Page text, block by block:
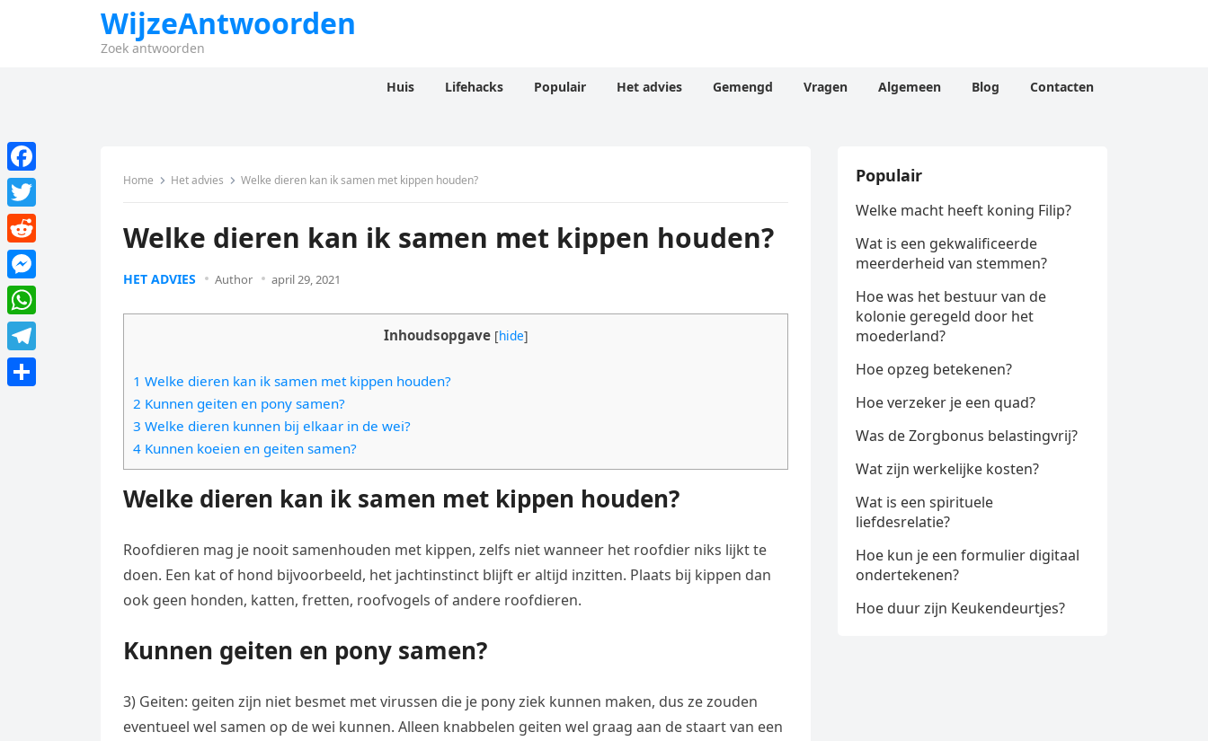
WijzeAntwoorden
Zoek antwoorden
Huis Lifehacks Populair Het advies Gemengd Vragen Algemeen Blog Contacten
Home Het advies Welke dieren kan ik samen met kippen houden?
Welke dieren kan ik samen met kippen houden?
HET ADVIES Author april 29, 2021
Inhoudsopgave [hide]
1 Welke dieren kan ik samen met kippen houden?
2 Kunnen geiten en pony samen?
3 Welke dieren kunnen bij elkaar in de wei?
4 Kunnen koeien en geiten samen?
Welke dieren kan ik samen met kippen houden?
Roofdieren mag je nooit samenhouden met kippen, zelfs niet wanneer het roofdier niks lijkt te
doen. Een kat of hond bijvoorbeeld, het jachtinstinct blijft er altijd inzitten. Plaats bij kippen dan
ook geen honden, katten, fretten, roofvogels of andere roofdieren.
Kunnen geiten en pony samen?
3) Geiten: geiten zijn niet besmet met virussen die je pony ziek kunnen maken, dus ze zouden
eventueel wel samen op de wei kunnen. Alleen knabbelen geiten wel graag aan de staart van een
Populair
Welke macht heeft koning Filip?
Wat is een gekwalificeerde
meerderheid van stemmen?
Hoe was het bestuur van de
kolonie geregeld door het
moederland?
Hoe opzeg betekenen?
Hoe verzeker je een quad?
Was de Zorgbonus belastingvrij?
Wat zijn werkelijke kosten?
Wat is een spirituele
liefdesrelatie?
Hoe kun je een formulier digitaal
ondertekenen?
Hoe duur zijn Keukendeurtjes?
F
a
c
e
b
o
o
k
T
w
i
t
t
e
R
e
d
d
M
e
s
s
W
h
a
T